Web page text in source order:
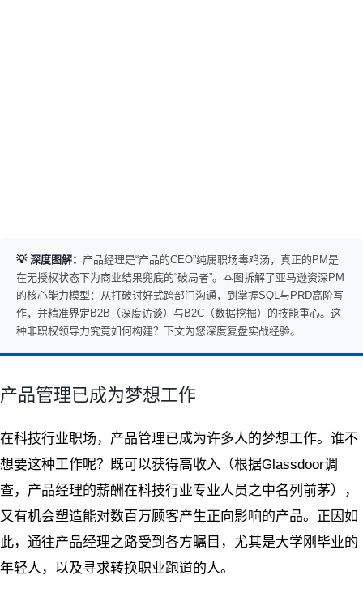
💡 深度图解： 产品经理是“产品的CEO”纯属职场毒鸡汤，真正的PM是
在无授权状态下为商业结果兜底的“破局者”。本图拆解了亚马逊资深PM
的核心能力模型：从打破讨好式跨部门沟通，到掌握SQL与PRD高阶写
作，并精准界定B2B（深度访谈）与B2C（数据挖掘）的技能重心。这
种非职权领导力究竟如何构建？下文为您深度复盘实战经验。
产品管理已成为梦想工作
在科技行业职场，产品管理已成为许多人的梦想工作。谁不
想要这种工作呢？既可以获得高收入（根据Glassdoor调
查，产品经理的薪酬在科技行业专业人员之中名列前茅），
又有机会塑造能对数百万顾客产生正向影响的产品。正因如
此，通往产品经理之路受到各方瞩目，尤其是大学刚毕业的
年轻人，以及寻求转换职业跑道的人。